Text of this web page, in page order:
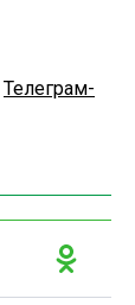
Телеграм-